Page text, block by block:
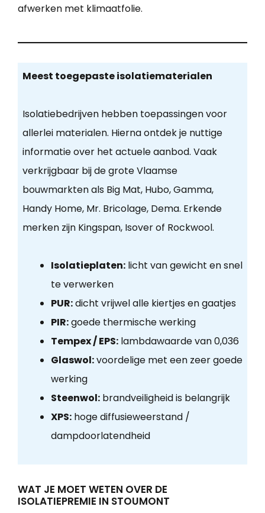
afwerken met klimaatfolie.
Meest toegepaste isolatiematerialen
Isolatiebedrijven hebben toepassingen voor
allerlei materialen. Hierna ontdek je nuttige
informatie over het actuele aanbod. Vaak
verkrijgbaar bij de grote Vlaamse
bouwmarkten als Big Mat, Hubo, Gamma,
Handy Home, Mr. Bricolage, Dema. Erkende
merken zijn Kingspan, Isover of Rockwool.
Isolatieplaten:licht van gewicht en snel
te verwerken
PUR:dicht vrijwel alle kiertjes en gaatjes
PIR:goede thermische werking
Tempex / EPS:lambdawaarde van 0,036
Glaswol:voordelige met een zeer goede
werking
Steenwol:brandveiligheid is belangrijk
XPS:hoge diffusieweerstand /
dampdoorlatendheid
WAT JE MOET WETEN OVER DE
ISOLATIEPREMIE IN STOUMONT